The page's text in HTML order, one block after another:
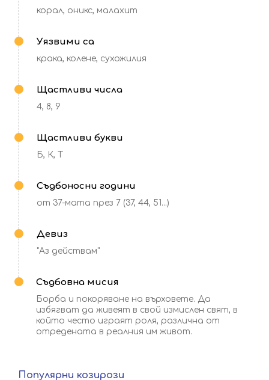
корал, оникс, малахит
Уязвими са
крака, колене, сухожилия
Щастливи числа
4, 8, 9
Щастливи букви
Б, К, Т
Съдбоносни години
от 37-мата през 7 (37, 44, 51...)
Девиз
"Аз действам"
Съдбовна мисия
Борба и покоряване на върховете. Да
избягват да живеят в свой измислен свят, в
който често играят роля, различна от
отредената в реалния им живот.
Популярни козирози